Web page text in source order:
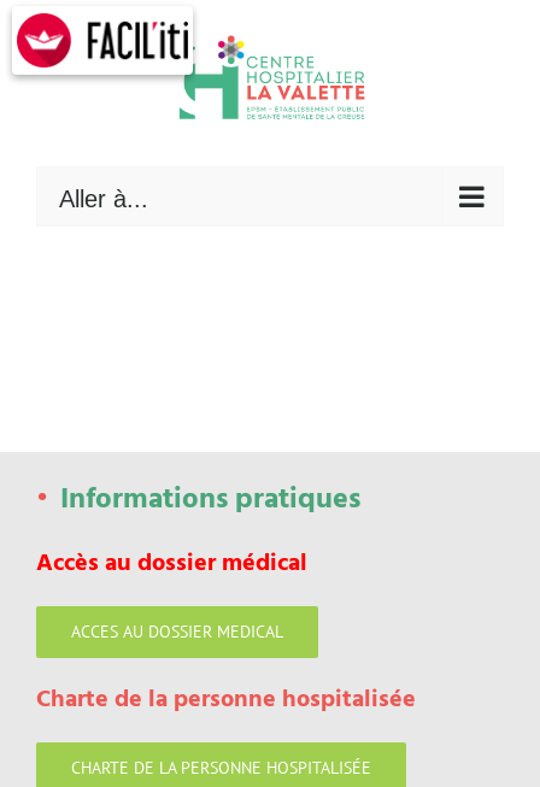
Skip
content
Aller à...
Informations pratiques
Accès au dossier médical
ACCES AU DOSSIER MEDICAL
Charte de la personne hospitalisée
CHARTE DE LA PERSONNE HOSPITALISÉE